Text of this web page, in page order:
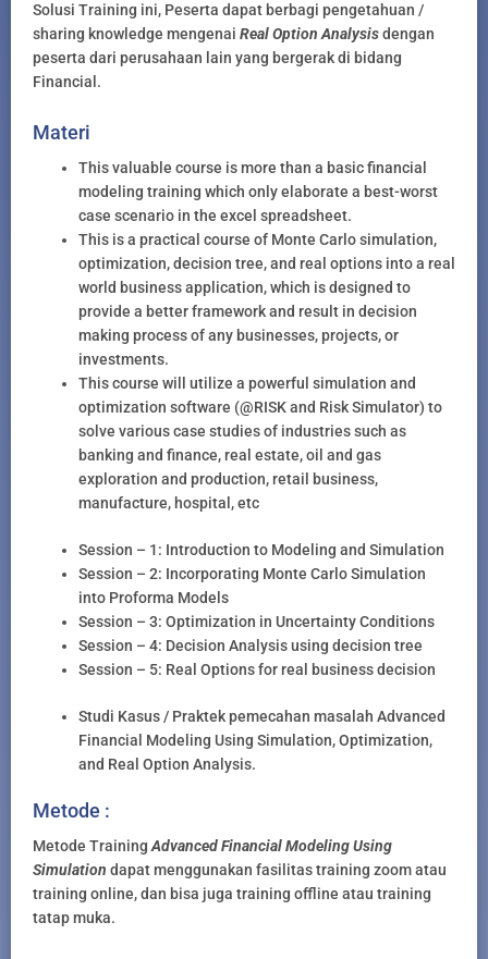
Solusi Training ini, Peserta dapat berbagi pengetahuan /
sharing knowledge mengenai Real Option Analysisdengan
peserta dari perusahaan lain yang bergerak di bidang
Financial.
Materi
This valuable course is more than a basic financial
modeling training which only elaborate a best-worst
case scenario in the excel spreadsheet.
This is a practical course of Monte Carlo simulation,
optimization, decision tree, and real options into a real
world business application, which is designed to
provide a better framework and result in decision
making process of any businesses, projects, or
investments.
This course will utilize a powerful simulation and
optimization software (@RISK and Risk Simulator) to
solve various case studies of industries such as
banking and finance, real estate, oil and gas
exploration and production, retail business,
manufacture, hospital, etc
Session – 1: Introduction to Modeling and Simulation
Session – 2: Incorporating Monte Carlo Simulation
into Proforma Models
Session – 3: Optimization in Uncertainty Conditions
Session – 4: Decision Analysis using decision tree
Session – 5: Real Options for real business decision
Studi Kasus / Praktek pemecahan masalah Advanced
Financial Modeling Using Simulation, Optimization,
and Real Option Analysis.
Metode :
Metode Training Advanced Financial Modeling Using
Simulation dapat menggunakan fasilitas training zoom atau
training online, dan bisa juga training offline atau training
tatap muka.